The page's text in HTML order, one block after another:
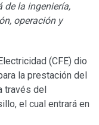
de la ingeniería,
operación y
(CFE) dio
la prestación del
través del
el cual entrará en